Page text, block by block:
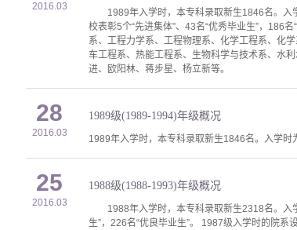
2016.03
1989年入学时，本专科录取新生1846名。入
校表彰5个“先进集体”、43名“优秀毕业生”，186
系、工程力学系、工程物理系、化学工程系、化
车工程系、热能工程系、生物科学与技术系、水
进、欧阳林、蒋步星、杨立新等。
28
2016.03
1989级(1989-1994)年级概况
1989年入学时，本专科录取新生1846名。入学
25
2016.03
1988级(1988-1993)年级概况
1988年入学时，本专科录取新生2318名。入学
生”，226名“优良毕业生”。 1987级入学时的院